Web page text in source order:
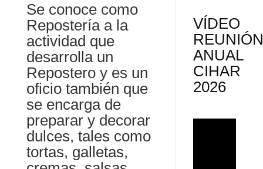
Se conoce como
Repostería a la
actividad que
desarrolla un
Repostero y es un
oficio también que
se encarga de
preparar y decorar
dulces, tales como
tortas, galletas,
VÍDEO
ANUAL
CIHAR
2026